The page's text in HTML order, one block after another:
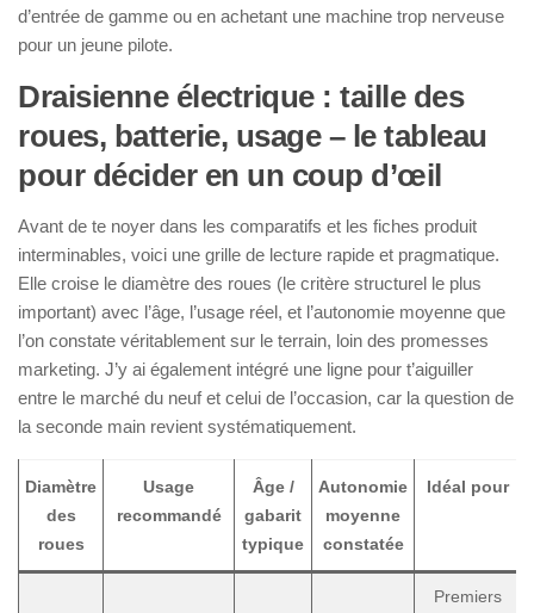
d’entrée de gamme ou en achetant une machine trop nerveuse
pour un jeune pilote.
Draisienne électrique : taille des
roues, batterie, usage – le tableau
pour décider en un coup d’œil
Avant de te noyer dans les comparatifs et les fiches produit
interminables, voici une grille de lecture rapide et pragmatique.
Elle croise le diamètre des roues (le critère structurel le plus
important) avec l’âge, l’usage réel, et l’autonomie moyenne que
l’on constate véritablement sur le terrain, loin des promesses
marketing. J’y ai également intégré une ligne pour t’aiguiller
entre le marché du neuf et celui de l’occasion, car la question de
la seconde main revient systématiquement.
Diamètre
des
roues
Usage
recommandé
Âge /
gabarit
typique
Autonomie
moyenne
constatée
Idéal pour
Premiers